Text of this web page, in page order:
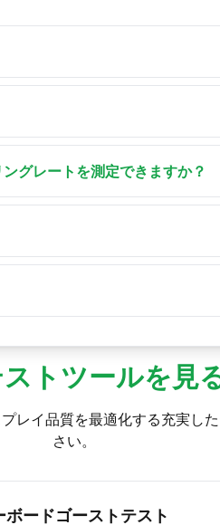
ラウザがそのイベントを処理
イベントタイミング、キー遅
プロゲーミング水準、2〜5ms
は速いゲームで体感され、
グレートを測定できますか？
際のハードウェアスキャンレ
トタイミングモードはキーイベ
ンドプロセスのすべてが遅延
キー入力をスケジュールしな
イベントレートを導き出しま
測定した処理遅延のヒストグ
トツールを見
レイ品質を最適化する充実し
さい。
ボードゴーストテスト